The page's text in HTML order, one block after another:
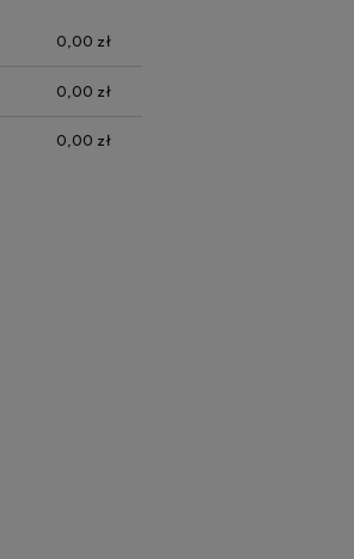
0,00 zł
0,00 zł
0,00 zł